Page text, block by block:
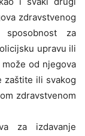
zdravstvenog
za
upravu ili
od njegova
zaštite ili svakog
zdravstvenom
za izdavanje